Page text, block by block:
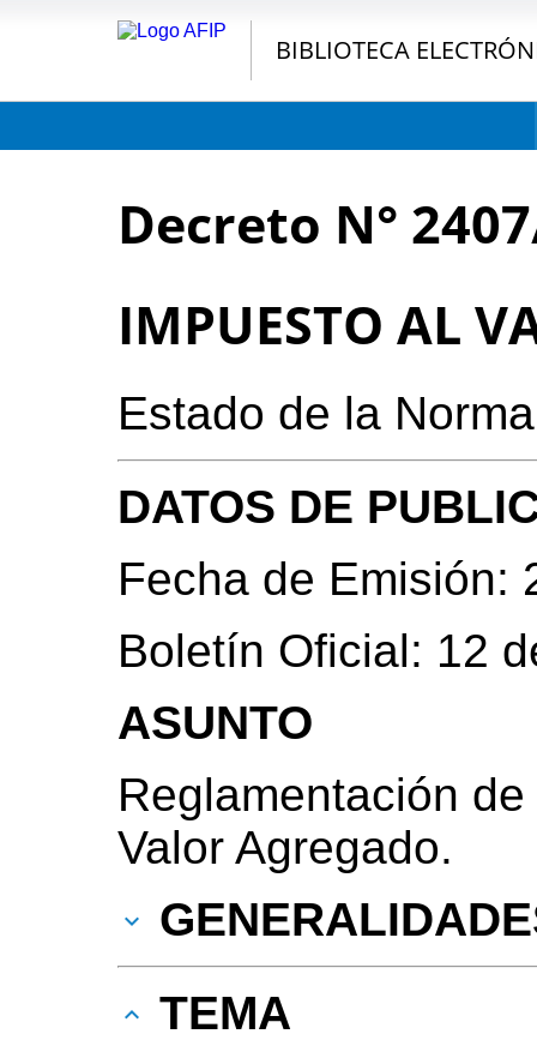
BIBLIOTECA
Decreto N°
IMPUESTO AL
Estado de la
DATOS DE
Fecha de Emisión:
Boletín Oficial: 12
ASUNTO
Reglamentación
Valor Agregado.
TEMA